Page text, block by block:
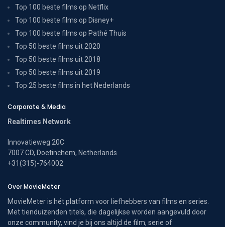
Top 100 beste films op Netflix
Top 100 beste films op Disney+
Top 100 beste films op Pathé Thuis
Top 50 beste films uit 2020
Top 50 beste films uit 2018
Top 50 beste films uit 2019
Top 25 beste films in het Nederlands
Corporate & Media
Realtimes Network
Innovatieweg 20C
7007 CD, Doetinchem, Netherlands
+31(315)-764002
Over MovieMeter
MovieMeter is hét platform voor liefhebbers van films en series.
Met tienduizenden titels, die dagelijkse worden aangevuld door
onze community, vind je bij ons altijd de film, serie of